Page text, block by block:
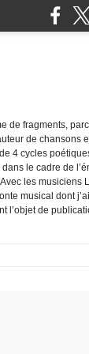
de fragments,
de chansons
4 cycles
le cadre de
les musiciens
musical dont
l’objet de